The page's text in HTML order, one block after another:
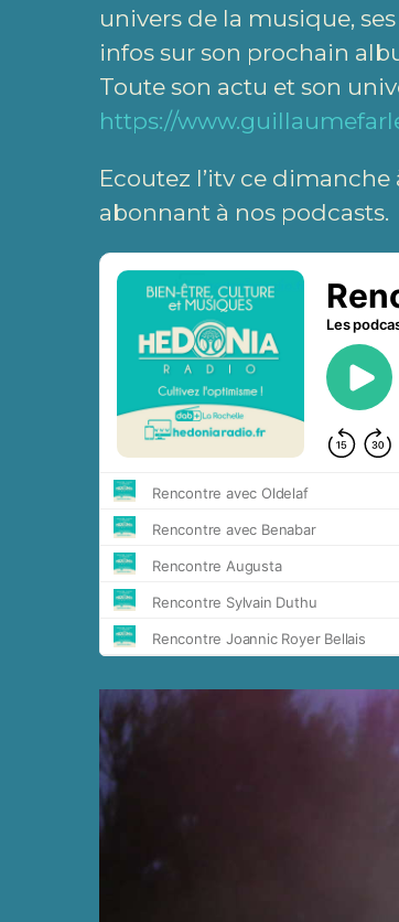
univers de la musique,
infos sur son prochain
Toute son actu et son
https://
Ecoutez l’itv ce
abonnant à nos podcasts.